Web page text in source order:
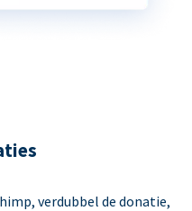
verdubbel de donatie,